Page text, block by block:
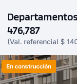
476,787
(Val. referencial $
En construcción